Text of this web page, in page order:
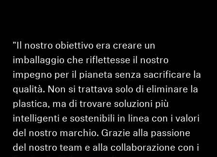
"Il nostro obiettivo era creare un
imballaggio che riflettesse il nostro
impegno per il pianeta senza sacrificare la
qualità. Non si trattava solo di eliminare la
plastica, ma di trovare soluzioni più
intelligenti e sostenibili in linea con i valori
del nostro marchio. Grazie alla passione
del nostro team e alla collaborazione con i